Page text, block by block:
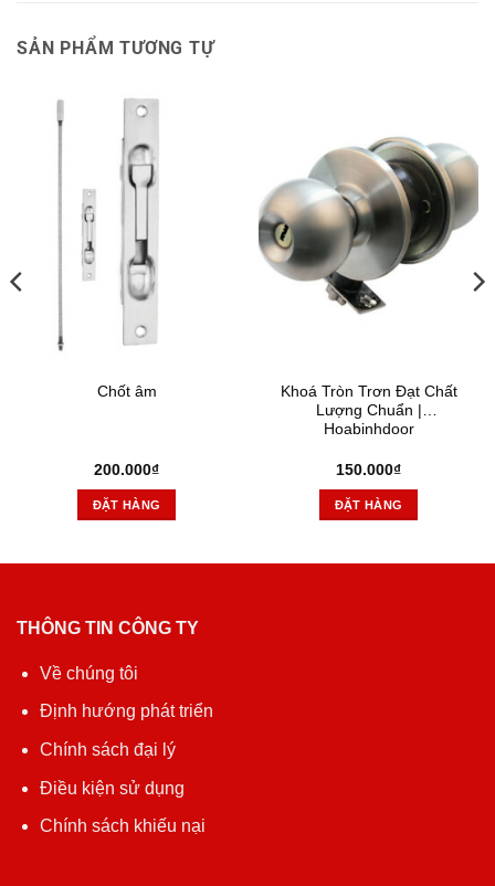
SẢN PHẨM TƯƠNG TỰ
Chốt âm
200.000₫
ĐẶT HÀNG
Khoá Tròn Trơn Đạt Chất
Lượng Chuẩn |
Hoabinhdoor
150.000₫
ĐẶT HÀNG
THÔNG TIN CÔNG TY
Về chúng tôi
Định hướng phát triển
Chính sách đại lý
Điều kiện sử dụng
Chính sách khiếu nại